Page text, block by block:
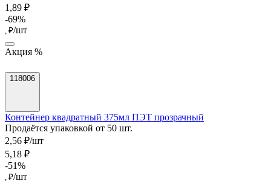
1,89 ₽
-69%
, ₽/шт
Акция %
118006
Контейнер квадратный 375мл ПЭТ прозрачный
Продаётся упаковкой от 50 шт.
2,56 ₽/шт
5,18 ₽
-51%
, ₽/шт